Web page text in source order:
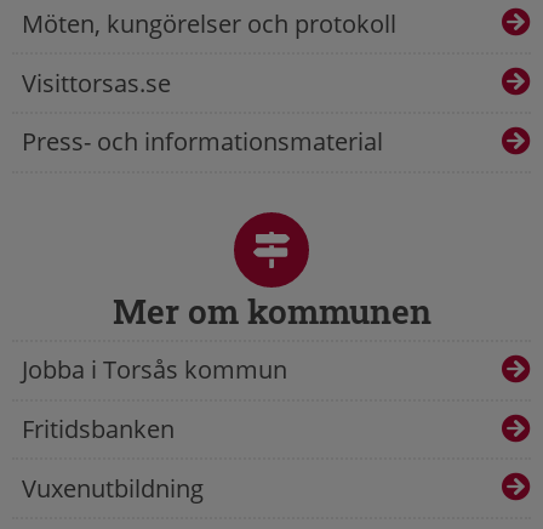
Möten, kungörelser och protokoll
Visittorsas.se
Press- och informationsmaterial
Mer om kommunen
Jobba i Torsås kommun
Fritidsbanken
Vuxenutbildning